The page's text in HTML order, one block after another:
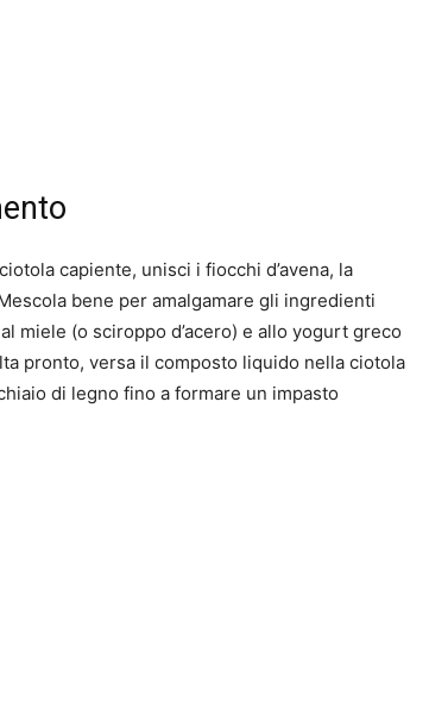
capiente, unisci i fiocchi d’avena, la
bene per amalgamare gli ingredienti
miele (o sciroppo d’acero) e allo yogurt greco
pronto, versa il composto liquido nella ciotola
di legno fino a formare un impasto